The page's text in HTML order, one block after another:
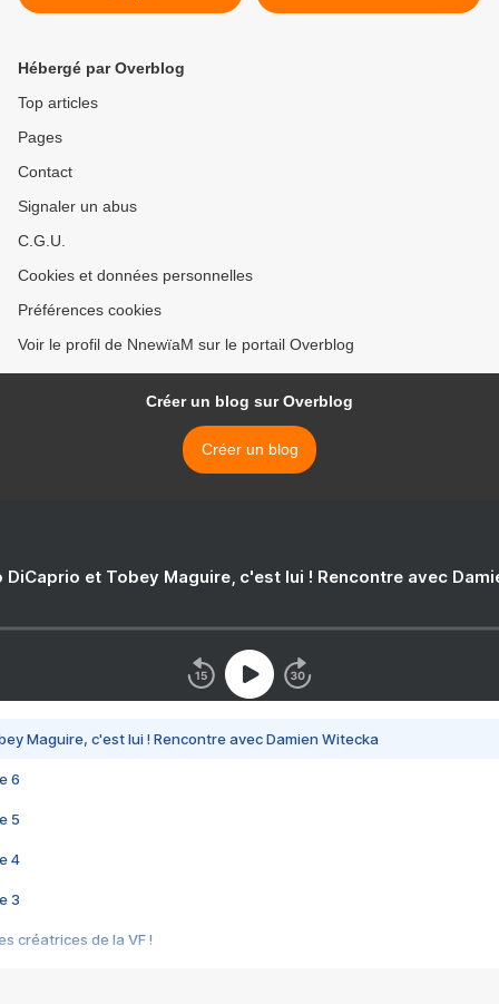
Hébergé par Overblog
Top articles
Pages
Contact
Signaler un abus
C.G.U.
Cookies et données personnelles
Préférences cookies
Voir le profil de NnewïaM sur le portail Overblog
Créer un blog sur Overblog
Créer un blog
DiCaprio et Tobey Maguire, c'est lui ! Rencontre avec
Maguire, c'est lui ! Rencontre avec Damien Witecka
6
5
4
3
créatrices de la VF !